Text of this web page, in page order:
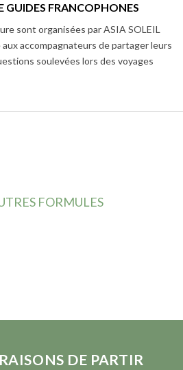
GUIDES FRANCOPHONES
sont organisées par ASIA SOLEIL
accompagnateurs de partager leurs
soulevées lors des voyages
FORMULES
DE PARTIR